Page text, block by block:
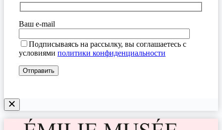
Ваш e-mail
Подписываясь на рассылку, вы соглашаетесь с
условиями политики конфиденциальности